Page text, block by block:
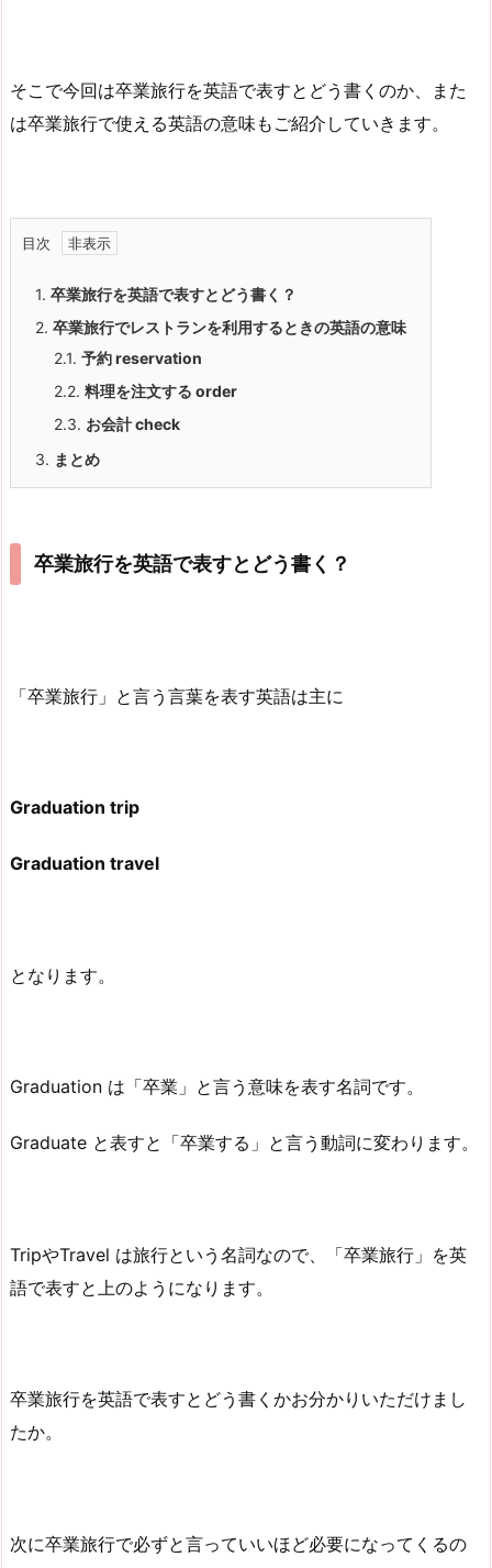
そこで今回は卒業旅行を英語で表すとどう書くのか、また
は卒業旅行で使える英語の意味もご紹介していきます。
目次
1. 卒業旅行を英語で表すとどう書く？
2. 卒業旅行でレストランを利用するときの英語の意味
2.1. 予約reservation
2.2. 料理を注文する order
2.3. お会計check
3. まとめ
卒業旅行を英語で表すとどう書く？
「卒業旅行」と言う言葉を表す英語は主に
Graduation trip
Graduation travel
となります。
Graduation は「卒業」と言う意味を表す名詞です。
Graduate と表すと「卒業する」と言う動詞に変わります。
TripやTravel は旅行という名詞なので、「卒業旅行」を英
語で表すと上のようになります。
卒業旅行を英語で表すとどう書くかお分かりいただけまし
たか。
次に卒業旅行で必ずと言っていいほど必要になってくるの